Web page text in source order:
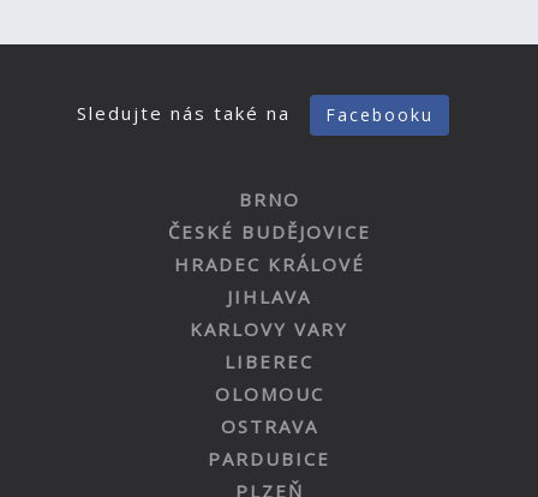
Sledujte nás také na Facebooku
BRNO
ČESKÉ BUDĚJOVICE
HRADEC KRÁLOVÉ
JIHLAVA
KARLOVY VARY
LIBEREC
OLOMOUC
OSTRAVA
PARDUBICE
PLZEŇ